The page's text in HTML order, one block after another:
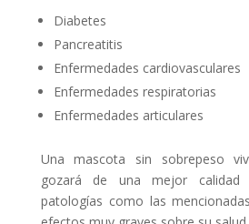
Diabetes
Pancreatitis
Enfermedades cardiovasculares
Enfermedades respiratorias
Enfermedades articulares
Una mascota sin sobrepeso
gozará de una mejor calidad
patologías como las